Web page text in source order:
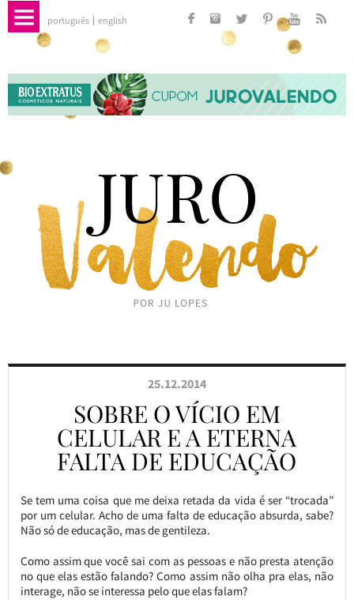
português english
25.12.2014
SOBRE O VÍCIO EM
CELULAR E A ETERNA
FALTA DE EDUCAÇÃO
Se tem uma coisa que me deixa retada da vida é ser “trocada”
por um celular. Acho de uma falta de educação absurda, sabe?
Não só de educação, mas de gentileza.
Como assim que você sai com as pessoas e não presta atenção
no que elas estão falando? Como assim não olha pra elas, não
interage, não se interessa pelo que elas falam?